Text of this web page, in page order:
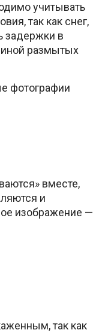
учитывать
так как снег,
задержки в
размытых
фотографии
вместе,
и
изображение —
так как